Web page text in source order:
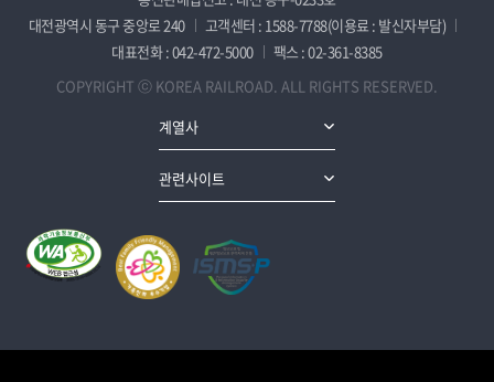
대전광역시 동구 중앙로 240
고객센터 : 1588-7788(이용료 : 발신자부담)
대표전화 : 042-472-5000
팩스 : 02-361-8385
COPYRIGHT ⓒ KOREA RAILROAD. ALL RIGHTS RESERVED.
계열사
관련사이트